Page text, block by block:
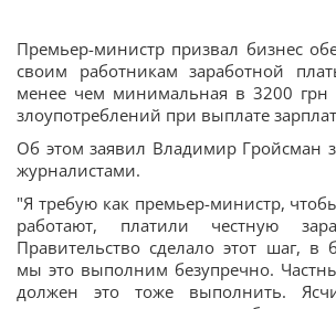
Премьер-министр призвал бизнес
своим работникам заработной
менее чем минимальная в 3200 грн
злоупотреблений при выплате
Об этом заявил Владимир Гройсман
журналистами.
"Я требую как премьер-министр,
работают, платили честную
Правительство сделало этот шаг, в
мы это выполним безупречно.
должен это тоже выполнить.